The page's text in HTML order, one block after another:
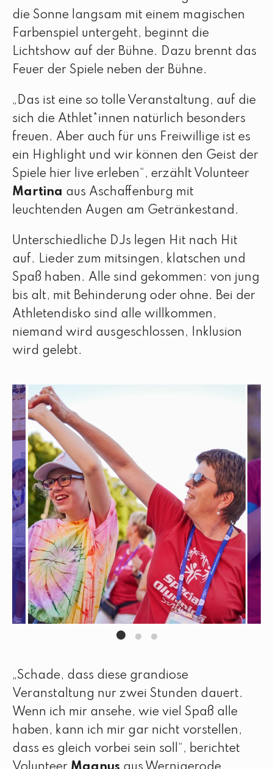
die Sonne langsam mit einem magischen
Farbenspiel untergeht, beginnt die
Lichtshow auf der Bühne. Dazu brennt das
Feuer der Spiele neben der Bühne.
„Das ist eine so tolle Veranstaltung, auf die
sich die Athlet*innen natürlich besonders
freuen. Aber auch für uns Freiwillige ist es
ein Highlight und wir können den Geist der
Spiele hier live erleben“, erzählt Volunteer
Martina aus Aschaffenburg mit
leuchtenden Augen am Getränkestand.
Unterschiedliche DJs legen Hit nach Hit
auf. Lieder zum mitsingen, klatschen und
Spaß haben. Alle sind gekommen: von jung
bis alt, mit Behinderung oder ohne. Bei der
Athletendisko sind alle willkommen,
niemand wird ausgeschlossen, Inklusion
wird gelebt.
„Schade, dass diese grandiose
Veranstaltung nur zwei Stunden dauert.
Wenn ich mir ansehe, wie viel Spaß alle
haben, kann ich mir gar nicht vorstellen,
dass es gleich vorbei sein soll“, berichtet